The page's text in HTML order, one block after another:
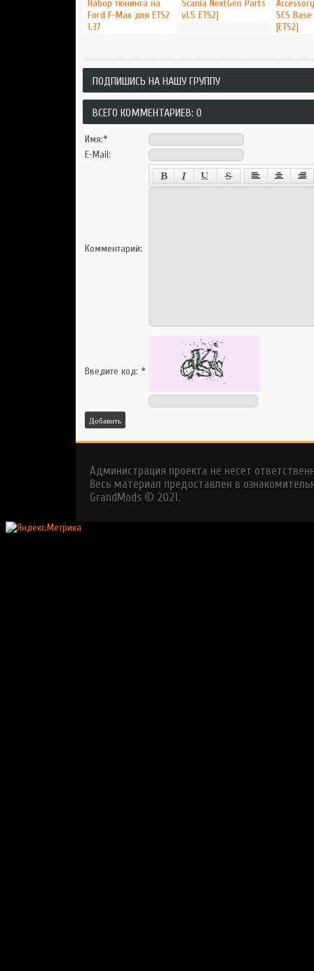
Набор тюнинга на
Ford F-Max для ETS2
1.37
Scania NextGen Parts
v1.5 ETS2]
SCS
[ETS2]
ПОДПИШИСЬ НА НАШУ ГРУППУ
ВСЕГО КОММЕНТАРИЕВ: 0
Имя:*
E-Mail:
Комментарий:
Введите код: *
Добавить
Администрация проекта не несет
Весь материал предоставлен в
GrandMods © 2021.